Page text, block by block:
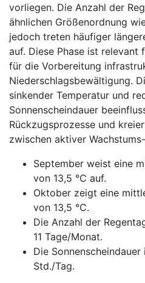
vorliegen. Die Anzahl der
ähnlichen Größenordnung
jedoch treten häufiger
auf. Diese Phase ist relevant
für die Vorbereitung
Niederschlagsbewältigung.
sinkender Temperatur und
Sonnenscheindauer
Rückzugsprozesse und
zwischen aktiver
September weist eine
von 13,5 °C auf.
Oktober zeigt eine
von 13,5 °C.
Die Anzahl der
11 Tage/Monat.
Die
Std./Tag.